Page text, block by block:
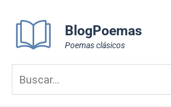
content
BlogPoemas
Poemas clásicos